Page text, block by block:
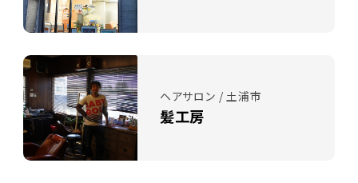
ヘアサロン / 土浦市
髪工房